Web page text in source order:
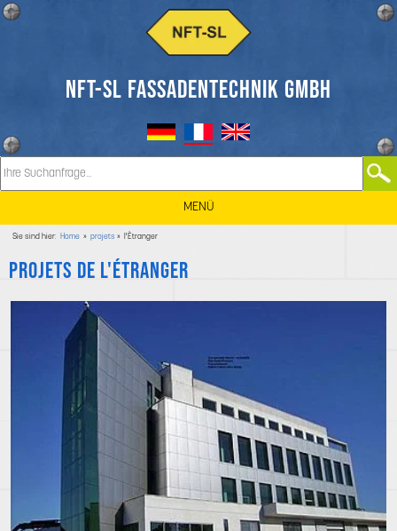
NFT-SL FASSADENTECHNIK GMBH
MENÜ
Sie sind hier: Home » projets » l'Ètranger
Projets de l'étranger